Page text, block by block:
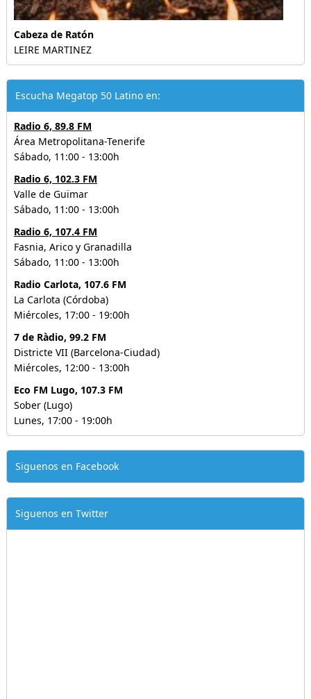
Cabeza de Ratón
LEIRE MARTINEZ
Escucha Megatop 50 Latino en:
Radio 6, 89.8 FM
Área Metropolitana-Tenerife
Sábado, 11:00 - 13:00h
Radio 6, 102.3 FM
Valle de Guïmar
Sábado, 11:00 - 13:00h
Radio 6, 107.4 FM
Fasnia, Arico y Granadilla
Sábado, 11:00 - 13:00h
Radio Carlota, 107.6 FM
La Carlota (Córdoba)
Miércoles, 17:00 - 19:00h
7 de Ràdio, 99.2 FM
Districte VII (Barcelona-Ciudad)
Miércoles, 12:00 - 13:00h
Eco FM Lugo, 107.3 FM
Sober (Lugo)
Lunes, 17:00 - 19:00h
Siguenos en Facebook
Siguenos en Twitter